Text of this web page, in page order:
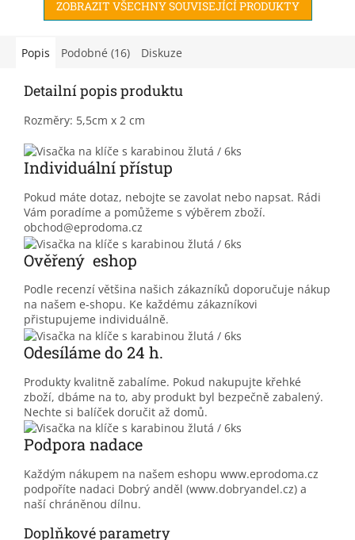
ZOBRAZIT VŠECHNY SOUVISEJÍCÍ PRODUKTY
Popis Podobné (16) Diskuze
Detailní popis produktu
Rozměry: 5,5cm x 2 cm
Individuální přístup
Pokud máte dotaz, nebojte se zavolat nebo napsat. Rádi
Vám poradíme a pomůžeme s výběrem zboží.
obchod@eprodoma.cz
Ověřený eshop
Podle recenzí většina našich zákazníků doporučuje nákup
na našem e-shopu. Ke každému zákazníkovi
přistupujeme individuálně.
Odesíláme do 24 h.
Produkty kvalitně zabalíme. Pokud nakupujte křehké
zboží, dbáme na to, aby produkt byl bezpečně zabalený.
Nechte si balíček doručit až domů.
Podpora nadace
Každým nákupem na našem eshopu www.eprodoma.cz
podpoříte nadaci Dobrý anděl (www.dobryandel.cz) a
naší chráněnou dílnu.
Doplňkové parametry